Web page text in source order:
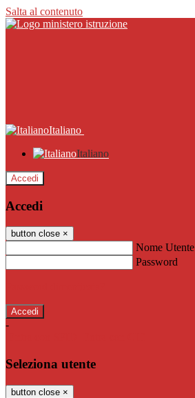
Salta al contenuto
Italiano
Italiano
Accedi
Accedi
button close ×
Nome Utente
Password
-
Seleziona utente
button close ×